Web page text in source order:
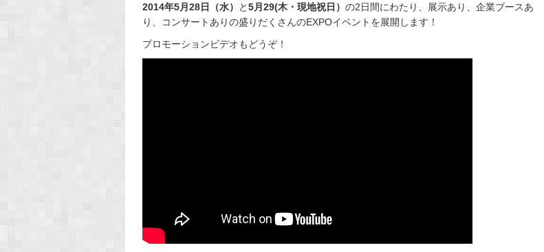
2014年5月28日（水） と5月29(木・現地祝日） の2日間にわたり、展示あり、企業ブースあ
り、コンサートありの盛りだくさんのEXPOイベントを展開します！
プロモーションビデオもどうぞ！